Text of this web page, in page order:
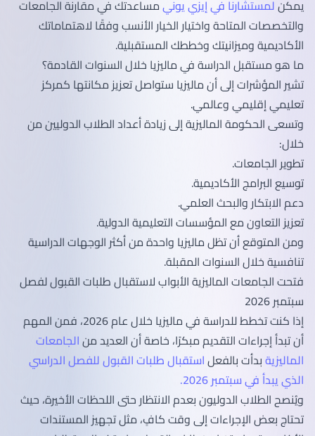
يمكنلمستشارنا في إيزي يونيمساعدتك في مقارنة الجامعات
والتخصصات المتاحة واختيار الخيار الأنسب وفقًا لاهتماماتك
الأكاديمية وميزانيتك وخططك المستقبلية.
ما هو مستقبل الدراسة في ماليزيا خلال السنوات القادمة؟
تشير المؤشرات إلى أن ماليزيا ستواصل تعزيز مكانتها كمركز
تعليمي إقليمي وعالمي.
وتسعى الحكومة الماليزية إلى زيادة أعداد الطلاب الدوليين من
خلال:
تطوير الجامعات.
توسيع البرامج الأكاديمية.
دعم الابتكار والبحث العلمي.
تعزيز التعاون مع المؤسسات التعليمية الدولية.
ومن المتوقع أن تظل ماليزيا واحدة من أكثر الوجهات الدراسية
تنافسية خلال السنوات المقبلة.
فتحت الجامعات الماليزية الأبواب لاستقبال طلبات القبول لفصل
سبتمبر 2026
إذا كنت تخطط للدراسة في ماليزيا خلال عام 2026، فمن المهم
أن تبدأ إجراءات التقديم مبكرًا، خاصة أن العديد منالجامعات
الماليزيةبدأت بالفعلاستقبال طلبات القبول للفصل الدراسي
الذي يبدأ في سبتمبر 2026.
ويُنصح الطلاب الدوليون بعدم الانتظار حتى اللحظات الأخيرة، حيث
تحتاج بعض الإجراءات إلى وقت كافٍ، مثل تجهيز المستندات